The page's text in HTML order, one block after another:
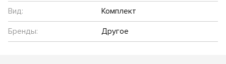
Вид:
Комплект
Бренды:
Другое